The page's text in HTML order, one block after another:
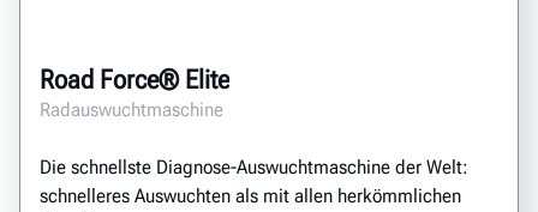
Road Force® Elite
Radauswuchtmaschine
Die schnellste Diagnose-Auswuchtmaschine der Welt:
schnelleres Auswuchten als mit allen herkömmlichen